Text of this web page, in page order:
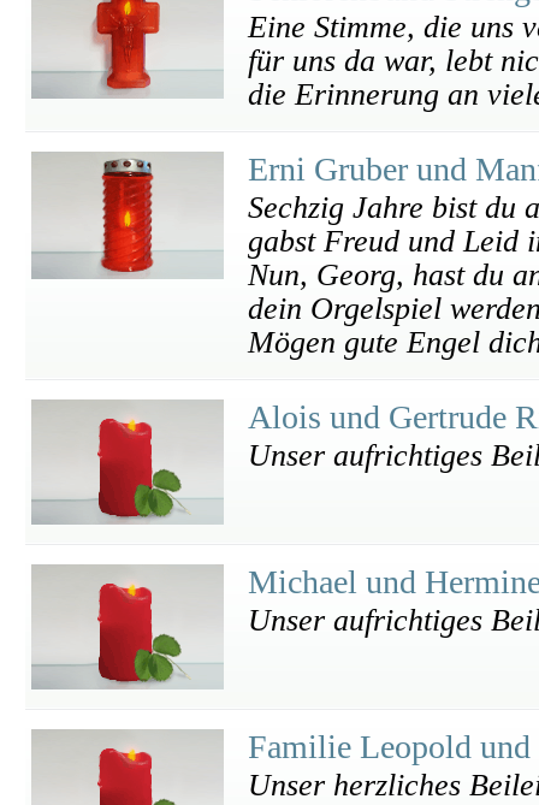
Eine Stimme, die uns
für uns da war, lebt
die Erinnerung an
Erni Gruber und
Sechzig Jahre bist du
gabst Freud und Leid
Nun, Georg, hast du
dein Orgelspiel
Mögen gute Engel
Alois und Gertrude
Unser aufrichtiges
Michael und
Unser aufrichtiges
Familie Leopold
Unser herzliches